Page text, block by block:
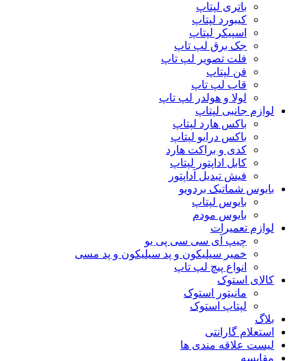
باتری لپتاپ
کیبورد لپتاپ
اسپیکر لپتاپ
جک برق لپ تاپ
فلت تصویر لپ تاپ
فن لپتاپ
قاب لپ تاپ
لولا و هولدر لپ تاپ
لوازم جانبی لپتاپ
باکس هارد لپتاپ
باکس درایو لپتاپ
کدی و براکت هارد
کابل اداپتور لپتاپ
فیش تبدیل آداپتور
بایوس شماتیک بردویو
بایوس لپتاپ
بایوس مودم
لوازم تعمیرات
چیپ آی سی سی پی یو
خمیر سیلیکون و پد سیلیکون و پد مسی
انواع پیچ لپ تاپ
کالای استوک
مانیتور استوک
لپتاپ استوک
بلاگ
استعلام گارانتی
لیست علاقه مندی ها
مقایسه